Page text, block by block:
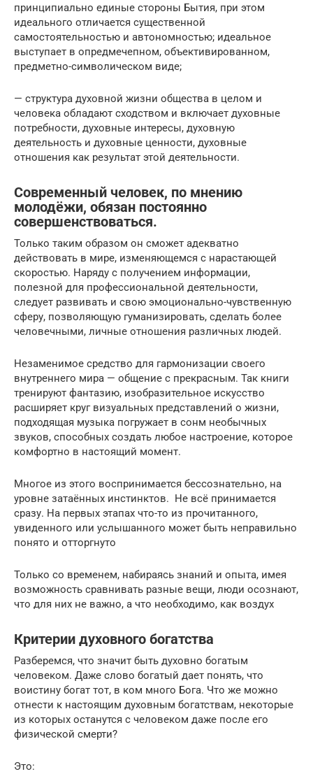
принципиально единые стороны Бытия, при этом
идеального отличается существенной
самостоятельностью и автономностью; идеальное
выступает в опредмечепном, объективированном,
предметно-символическом виде;
— структура духовной жизни общества в целом и
человека обладают сходством и включает духовные
потребности, духовные интересы, духовную
деятельность и духовные ценности, духовные
отношения как результат этой деятельности.
Современный человек, по мнению
молодёжи, обязан постоянно
совершенствоваться.
Только таким образом он сможет адекватно
действовать в мире, изменяющемся с нарастающей
скоростью. Наряду с получением информации,
полезной для профессиональной деятельности,
следует развивать и свою эмоционально-чувственную
сферу, позволяющую гуманизировать, сделать более
человечными, личные отношения различных людей.
Незаменимое средство для гармонизации своего
внутреннего мира — общение с прекрасным. Так книги
тренируют фантазию, изобразительное искусство
расширяет круг визуальных представлений о жизни,
подходящая музыка погружает в сонм необычных
звуков, способных создать любое настроение, которое
комфортно в настоящий момент.
Многое из этого воспринимается бессознательно, на
уровне затаённых инстинктов. Не всё принимается
сразу. На первых этапах что-то из прочитанного,
увиденного или услышанного может быть неправильно
понято и отторгнуто
Только со временем, набираясь знаний и опыта, имея
возможность сравнивать разные вещи, люди осознают,
что для них не важно, а что необходимо, как воздух
Критерии духовного богатства
Разберемся, что значит быть духовно богатым
человеком. Даже слово богатый дает понять, что
воистину богат тот, в ком много Бога. Что же можно
отнести к настоящим духовным богатствам, некоторые
из которых останутся с человеком даже после его
физической смерти?
Это: